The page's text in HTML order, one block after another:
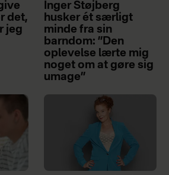
det,
jeg
Inger Støjberg
husker ét særligt
minde fra sin
barndom: ”Den
oplevelse lærte mig
noget om at gøre sig
umage”